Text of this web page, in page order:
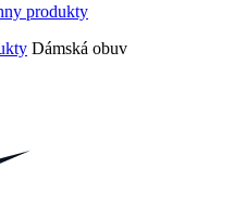
Dámská obuv